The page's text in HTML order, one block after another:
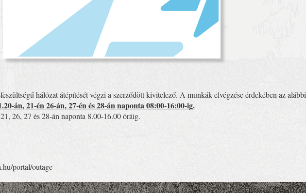
hálózat átépítését végzi a szerződött kivitelező. A munkák elvégzése érdekében az alábbi
án, 21-én 26-án, 27-én és 28-án naponta 08:00-16:00-ig.
26, 27 és 28-án naponta 8.00-16.00 óráig.
portal/outage